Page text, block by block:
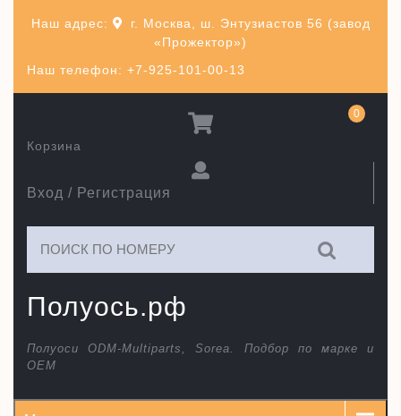
Наш телефон: +7-925-101-00-13
Наш адрес:
г. Москва, ш. Энтузиастов 56 (завод
«Прожектор»)
Полуось.рф
Полуоси ODM-Multiparts, Sorea. Подбор по марке и
ОЕМ
Вход / Регистрация
Корзина
0